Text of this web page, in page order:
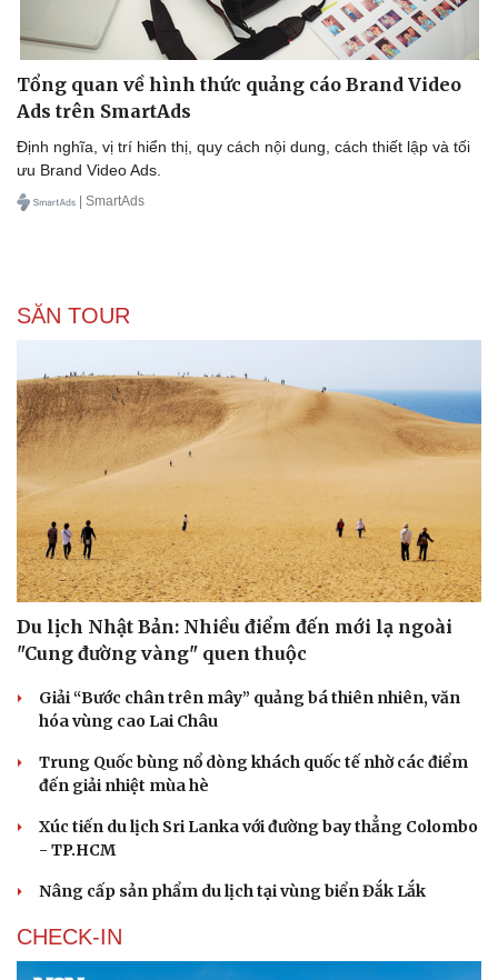
Tổng quan về hình thức quảng cáo Brand Video
Ads trên SmartAds
Định nghĩa, vị trí hiển thị, quy cách nội dung, cách thiết lập và tối
ưu Brand Video Ads.
| SmartAds
SĂN TOUR
Du lịch Nhật Bản: Nhiều điểm đến mới lạ ngoài
"Cung đường vàng" quen thuộc
Giải “Bước chân trên mây” quảng bá thiên nhiên, văn
hóa vùng cao Lai Châu
Trung Quốc bùng nổ dòng khách quốc tế nhờ các điểm
đến giải nhiệt mùa hè
Xúc tiến du lịch Sri Lanka với đường bay thẳng Colombo
- TP.HCM
Nâng cấp sản phẩm du lịch tại vùng biển Đắk Lắk
CHECK-IN